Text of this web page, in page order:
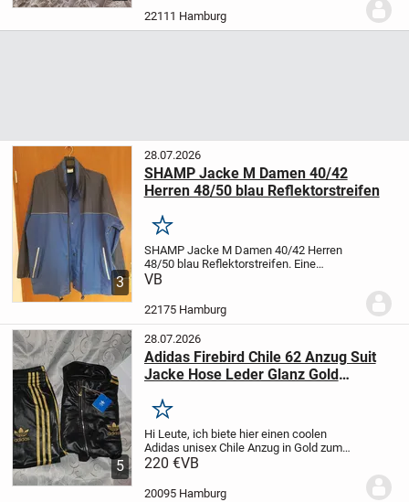
22111 Hamburg
3
28.07.2026
SHAMP Jacke M Damen 40/42
Herren 48/50 blau Reflektorstreifen
Merken
SHAMP Jacke M Damen 40/42 Herren
48/50 blau Reflektorstreifen. Eine
Abdeckkappe vom Druckknopf fehlt.
einen Preisvorschlag!
VB
22175 Hamburg
5
28.07.2026
Adidas Firebird Chile 62 Anzug Suit
Jacke Hose Leder Glanz Gold
Merken
Hi Leute, ich biete hier einen coolen
Adidas unisex Chile Anzug in Gold zum
Verkauf an.
und sucht einen neuen Besitzer :) Echt...
220 €VB
20095 Hamburg